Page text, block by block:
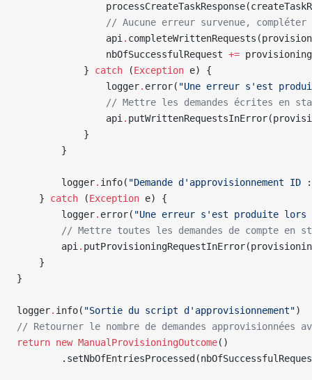
// Aucune erreur survenue,
                api
.
                nbOfSuccessfulRequest
+=
            }
catch (Exception e) {
                logger
. error( "Une erreur s'est
// Mettre les demandes écrites en
                api
.
            }
        }
        logger
. info( "Demande d'approvisionnement
    }
catch (Exception e) {
        logger
. error( "Une erreur s'est produite lors
// Mettre toutes les demandes de compte en
        api
.
    }
}
logger. info( "Sortie du script d'approvisionnement")
// Retourner le nombre de demandes approvisionnées
return new ManualProvisioningOutcome()